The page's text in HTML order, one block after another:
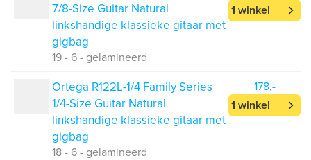
7/8-Size Guitar Natural
linkshandige klassieke gitaar met
gigbag
19 - 6 - gelamineerd
1 winkel
Ortega R122L-1/4 Family Series
1/4-Size Guitar Natural
linkshandige klassieke gitaar met
gigbag
18 - 6 - gelamineerd
178,-
1 winkel